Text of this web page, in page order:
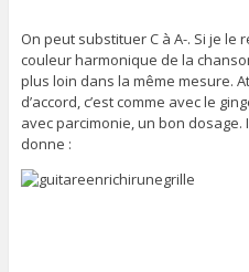
On peut substituer C à A-. Si je
couleur harmonique de la
plus loin dans la même mesure.
d’accord, c’est comme avec le
avec parcimonie, un bon dosage.
donne :